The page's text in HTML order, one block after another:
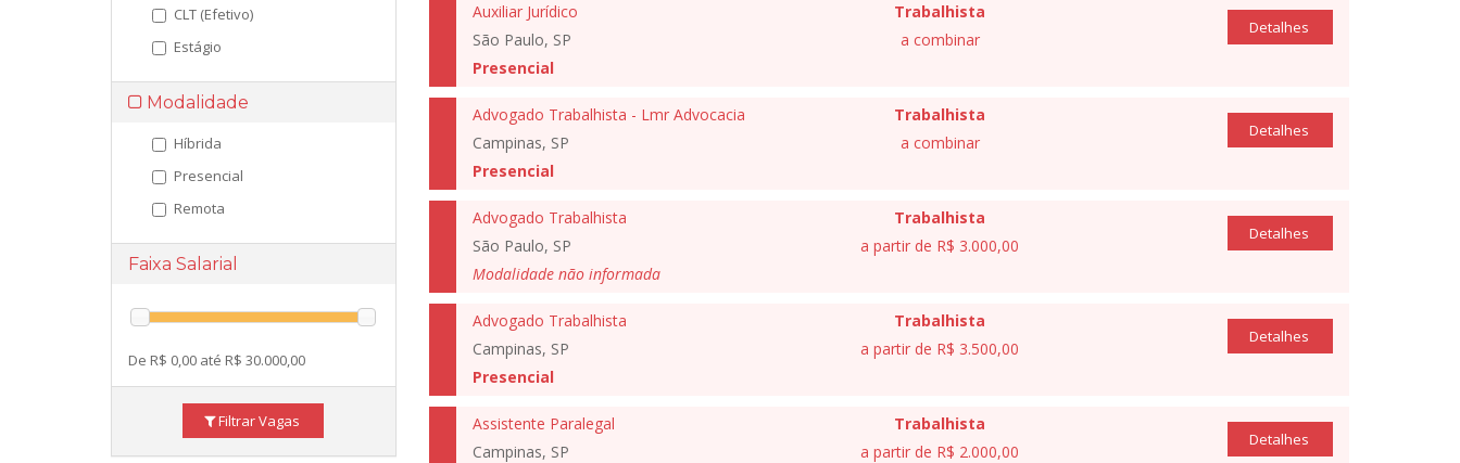
CLT (Efetivo)
Estágio
Modalidade
Híbrida
Presencial
Remota
Faixa Salarial
De R$ 0,00 até R$ 30.000,00
Filtrar Vagas
Auxiliar Jurídico
São Paulo, SP
Presencial
Trabalhista
a combinar
Detalhes
Advogado Trabalhista - Lmr Advocacia
Campinas, SP
Presencial
Trabalhista
a combinar
Detalhes
Advogado Trabalhista
São Paulo, SP
Modalidade não informada
Trabalhista
a partir de R$ 3.000,00
Detalhes
Advogado Trabalhista
Campinas, SP
Presencial
Trabalhista
a partir de R$ 3.500,00
Detalhes
Assistente Paralegal
Campinas, SP
Trabalhista
a partir de R$ 2.000,00
Detalhes